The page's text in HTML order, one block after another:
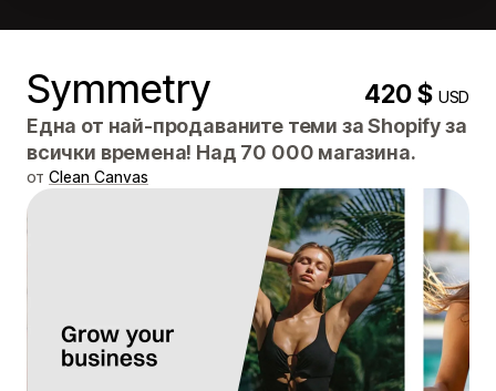
Symmetry 420 $USD
Една от най-продаваните теми за Shopify за
всички времена! Над 70 000 магазина.
от Clean Canvas